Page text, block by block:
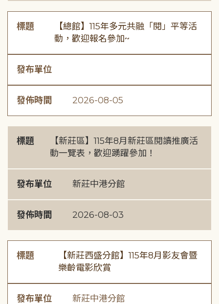
標題
【總館】115年多元共融「閱」平等活
動，歡迎報名參加~
發布單位
發佈時間 2026-08-05
標題
【新莊區】115年8月新莊區閱讀推廣活
動一覽表，歡迎踴躍參加！
發布單位 新莊中港分館
發佈時間 2026-08-03
標題
【新莊西盛分館】115年8月影友會暨
樂齡電影欣賞
發布單位 新莊中港分館